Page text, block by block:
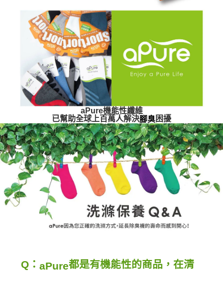
aPure機能性纖維
已幫助全球上百萬人解決腳臭困擾
Q： aPure都是有機能性的商品，在清